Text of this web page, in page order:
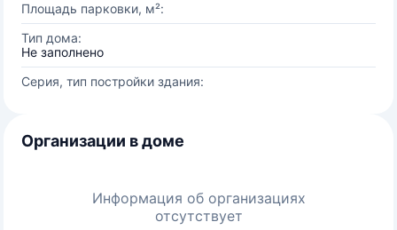
Площадь парковки, м²:
Тип дома:
Не заполнено
Серия, тип постройки здания:
Организации в доме
Информация об организациях
отсутствует